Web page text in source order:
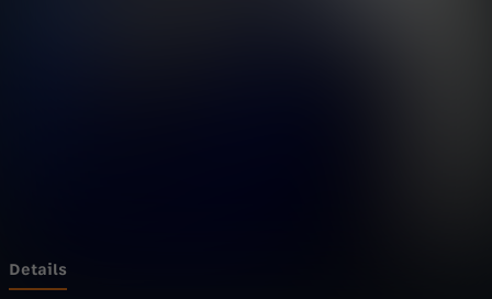
h
Details